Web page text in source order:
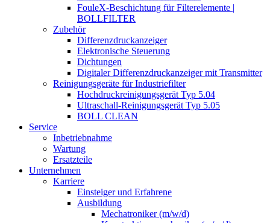
FouleX-Beschichtung für Filterelemente |
BOLLFILTER
Zubehör
Differenzdruckanzeiger
Elektronische Steuerung
Dichtungen
Digitaler Differenzdruckanzeiger mit Transmitter
Reinigungsgeräte für Industriefilter
Hochdruckreinigungsgerät Typ 5.04
Ultraschall-Reinigungsgerät Typ 5.05
BOLL CLEAN
Service
Inbetriebnahme
Wartung
Ersatzteile
Unternehmen
Karriere
Einsteiger und Erfahrene
Ausbildung
Mechatroniker (m/w/d)